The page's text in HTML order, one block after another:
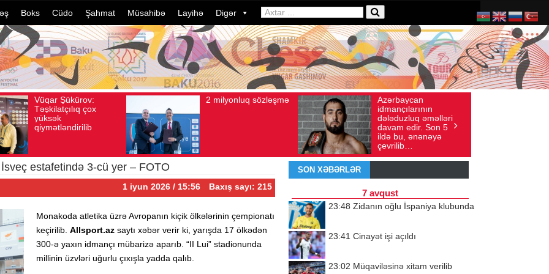
Boks Cüdo Şahmat Müsahibə Layihə Digər
2 milyonluq sözləşmə
Baxış sayı: 80
04, 2026
Azərbaycan
Baxış sayı: 136
Ad gününü vətənində
qeyd etməsə də,
ürəyi hər zaman
doğma yurdu ilə
döyünür
Baxış sayı: 238
İyul 30, 2026
estafetində 3-cü yer – FOTO
1 iyun 2026 / 15:56 Baxış sayı: 215
Monakoda atletika üzrə Avropanın kiçik ölkələrinin çempionatı
keçirilib. Allsport.az saytı xəbər verir ki, yarışda 17 ölkədən
300-ə yaxın idmançı mübarizə aparıb. “II Lui” stadionunda
millinin üzvləri uğurlu çıxışla yadda qalıb.
SON XƏBƏRLƏR
7 avqust
23:48 Zidanın oğlu İspaniya klubunda
23:41 Cinayət işi açıldı
23:02 Müqaviləsinə xitam verilib